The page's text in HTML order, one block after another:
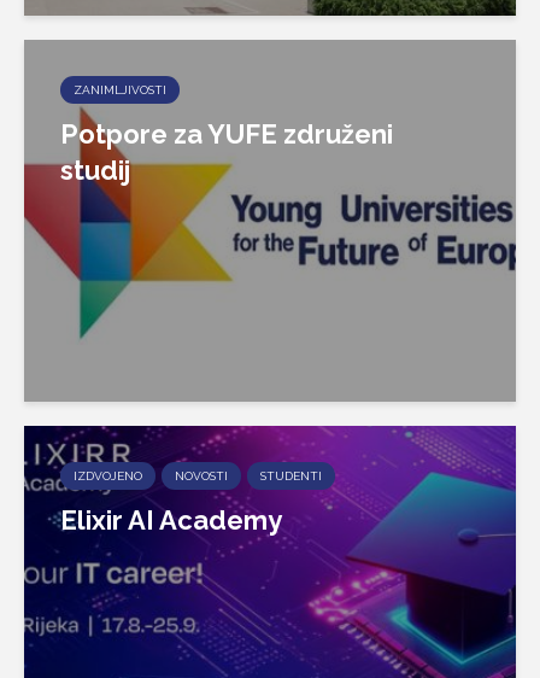
ZANIMLJIVOSTI
Potpore za YUFE združeni
studij
IZDVOJENO NOVOSTI STUDENTI
Elixir AI Academy